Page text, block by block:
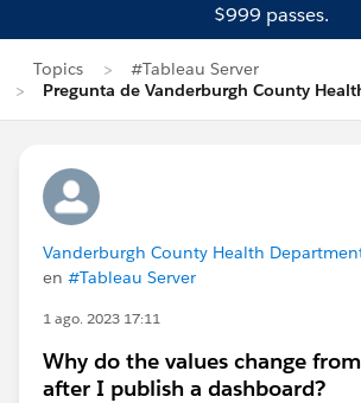
$999 passes.
Topics
#Tableau Server
Pregunta de Vanderburgh County
Vanderburgh County Health
en #Tableau Server
1 ago. 2023 17:11
Why do the values change
after I publish a dashboard?